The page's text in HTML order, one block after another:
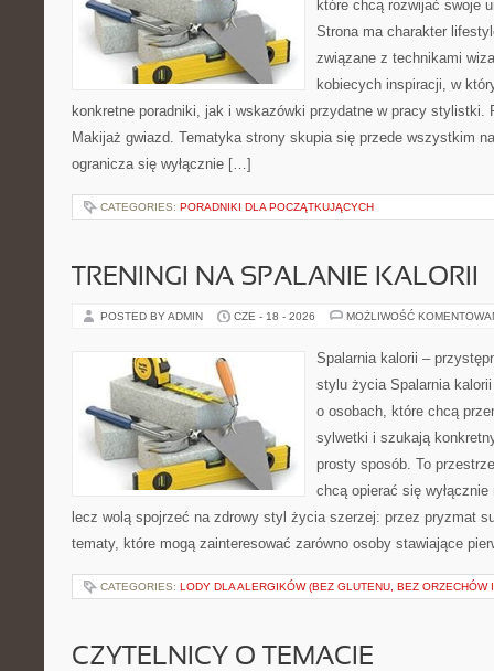
które chcą rozwijać swoje
Strona ma charakter
związane z technikami
kobiecych inspiracji, w
konkretne poradniki, jak i wskazówki przydatne w pracy stylistki.
Makijaż gwiazd. Tematyka strony skupia się przede wszystkim
ogranicza się wyłącznie […]
CATEGORIES: PORADNIKI DLA POCZĄTKUJĄCYCH
TRENINGI NA SPALANIE KALORII
POSTED BY ADMIN CZE - 18 - 2026 MOŻLIWOŚĆ
Spalarnia kalorii –
stylu życia Spalarnia
o osobach, które chcą
sylwetki i szukają
prosty sposób. To
chcą opierać się
lecz wolą spojrzeć na zdrowy styl życia szerzej: przez pryzmat
tematy, które mogą zainteresować zarówno osoby stawiające
CATEGORIES: LODY DLA ALERGIKÓW (BEZ GLUTENU, BEZ ORZECHÓW
CZYTELNICY O TEMACIE